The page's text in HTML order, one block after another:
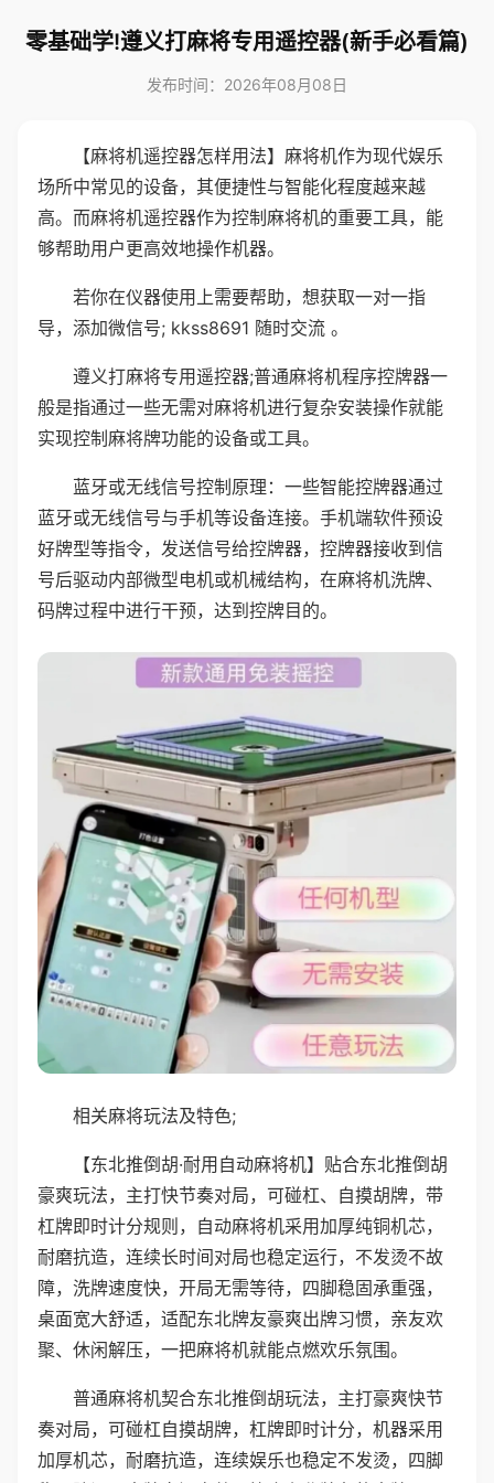
零基础学!遵义打麻将专用遥控器(新手必看篇)
发布时间：2026年08月08日
【麻将机遥控器怎样用法】麻将机作为现代娱乐
场所中常见的设备，其便捷性与智能化程度越来越
高。而麻将机遥控器作为控制麻将机的重要工具，能
够帮助用户更高效地操作机器。
若你在仪器使用上需要帮助，想获取一对一指
导，添加微信号; kkss8691 随时交流 。
遵义打麻将专用遥控器;普通麻将机程序控牌器一
般是指通过一些无需对麻将机进行复杂安装操作就能
实现控制麻将牌功能的设备或工具。
蓝牙或无线信号控制原理：一些智能控牌器通过
蓝牙或无线信号与手机等设备连接。手机端软件预设
好牌型等指令，发送信号给控牌器，控牌器接收到信
号后驱动内部微型电机或机械结构，在麻将机洗牌、
码牌过程中进行干预，达到控牌目的。
相关麻将玩法及特色;
【东北推倒胡·耐用自动麻将机】贴合东北推倒胡
豪爽玩法，主打快节奏对局，可碰杠、自摸胡牌，带
杠牌即时计分规则，自动麻将机采用加厚纯铜机芯，
耐磨抗造，连续长时间对局也稳定运行，不发烫不故
障，洗牌速度快，开局无需等待，四脚稳固承重强，
桌面宽大舒适，适配东北牌友豪爽出牌习惯，亲友欢
聚、休闲解压，一把麻将机就能点燃欢乐氛围。
普通麻将机契合东北推倒胡玩法，主打豪爽快节
奏对局，可碰杠自摸胡牌，杠牌即时计分，机器采用
加厚机芯，耐磨抗造，连续娱乐也稳定不发烫，四脚